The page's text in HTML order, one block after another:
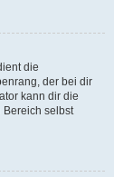
die
der bei dir
kann dir die
Bereich selbst